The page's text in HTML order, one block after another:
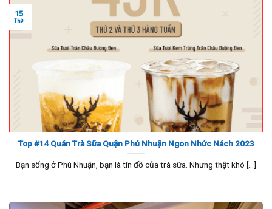
Top #14 Quán Trà Sữa Quận Phú Nhuận Ngon Nhức Nách 2023
Bạn sống ở Phú Nhuận, bạn là tín đồ của trà sữa. Nhưng thật khó [...]
15
Th9